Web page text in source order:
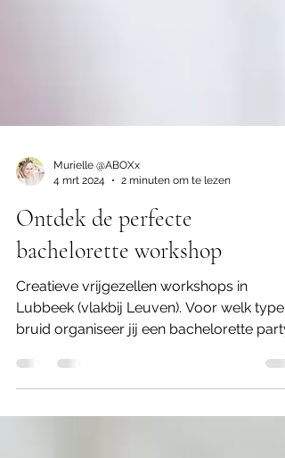
Murielle @ABOXx
Ontdek de perfecte
bachelorette workshop
Creatieve vrijgezellen workshops in
Lubbeek (vlakbij Leuven). Voor welk type
bruid organiseer jij een bachelorette